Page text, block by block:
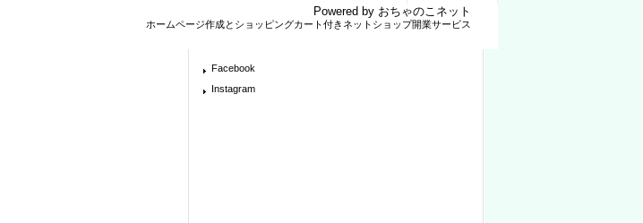
Powered by おちゃのこネット
ホームページ作成とショッピングカート付きネットショップ開業サービス
Facebook
Instagram